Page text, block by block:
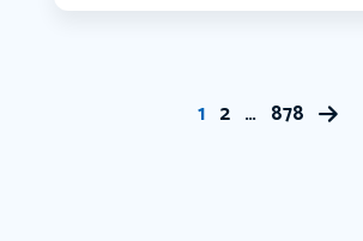
1 2 … 878